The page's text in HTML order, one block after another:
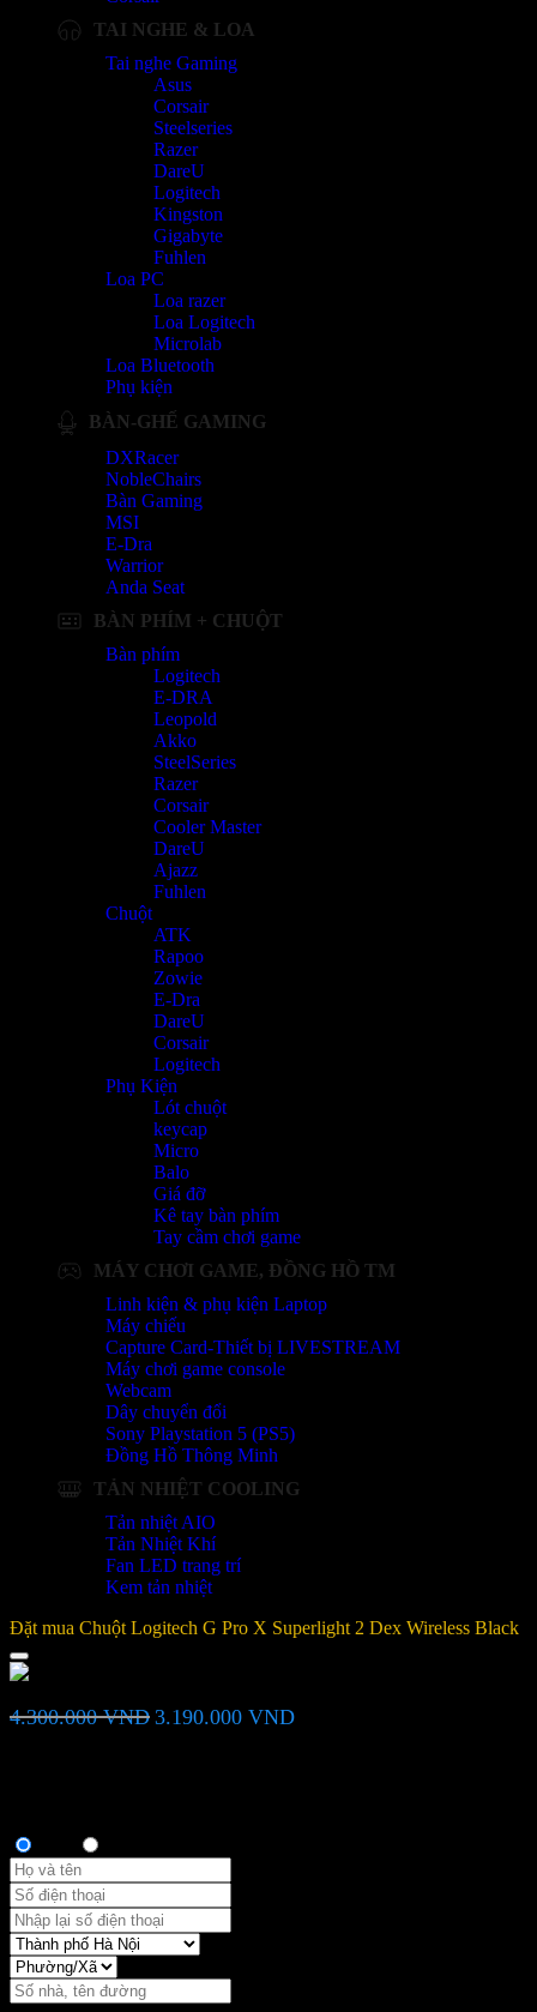
TAI NGHE & LOA
Tai nghe Gaming
Asus
Corsair
Steelseries
Razer
DareU
Logitech
Kingston
Gigabyte
Fuhlen
Loa PC
Loa razer
Loa Logitech
Microlab
Loa Bluetooth
Phụ kiện
BÀN-GHẾ GAMING
DXRacer
NobleChairs
Bàn Gaming
MSI
E-Dra
Warrior
Anda Seat
BÀN PHÍM + CHUỘT
Bàn phím
Logitech
E-DRA
Leopold
Akko
SteelSeries
Razer
Corsair
Cooler Master
DareU
Ajazz
Fuhlen
Chuột
ATK
Rapoo
Zowie
E-Dra
DareU
Corsair
Logitech
Phụ Kiện
Lót chuột
keycap
Micro
Balo
Giá đỡ
Kê tay bàn phím
Tay cầm chơi game
MÁY CHƠI GAME, ĐỒNG HỒ TM
Linh kiện & phụ kiện Laptop
Máy chiếu
Capture Card-Thiết bị LIVESTREAM
Máy chơi game console
Webcam
Dây chuyển đổi
Sony Playstation 5 (PS5)
Đồng Hồ Thông Minh
TẢN NHIỆT COOLING
Tản nhiệt AIO
Tản Nhiệt Khí
Fan LED trang trí
Kem tản nhiệt
Đặt mua Chuột Logitech G Pro X Superlight 2 Dex Wireless Black
4.300.000VND Giá
3.190.000 VNDGiá